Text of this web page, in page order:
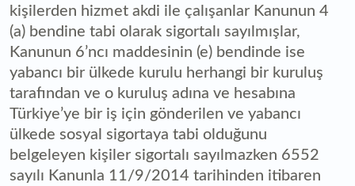
kişilerden hizmet akdi ile çalışanlar Kanunun 4
(a) bendine tabi olarak sigortalı sayılmışlar,
Kanunun 6’ncı maddesinin (e) bendinde ise
yabancı bir ülkede kurulu herhangi bir kuruluş
tarafından ve o kuruluş adına ve hesabına
Türkiye’ye bir iş için gönderilen ve yabancı
ülkede sosyal sigortaya tabi olduğunu
belgeleyen kişiler sigortalı sayılmazken 6552
sayılı Kanunla 11/9/2014 tarihinden itibaren